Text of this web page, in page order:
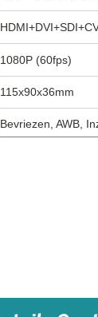
1080P (60fps)
115x90x36mm
Bevriezen, AWB,